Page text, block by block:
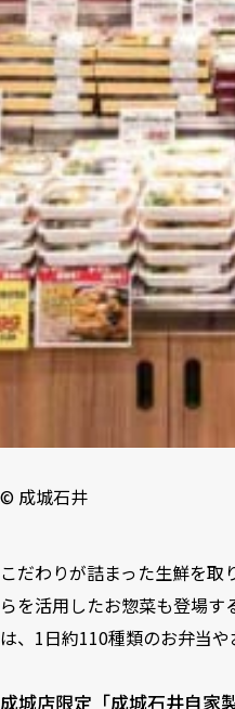
©︎ 成城石井
こだわりが詰まった生鮮を
らを活用したお惣菜も登場
は、1日約110種類のお弁当や
成城店限定「成城石井自家